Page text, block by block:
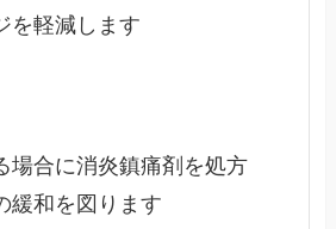
を軽減します
場合に消炎鎮痛剤を処方
緩和を図ります